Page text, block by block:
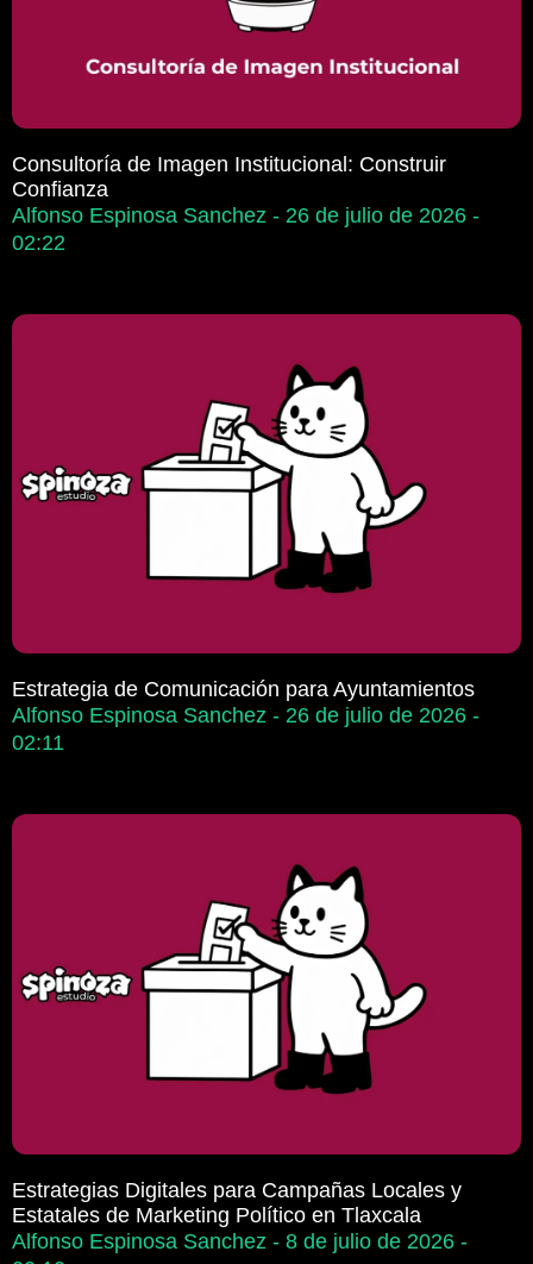
Consultoría de Imagen Institucional: Construir
Confianza
Alfonso Espinosa Sanchez
26 de julio de 2026
02:22
Estrategia de Comunicación para Ayuntamientos
Alfonso Espinosa Sanchez
26 de julio de 2026
02:11
Estrategias Digitales para Campañas Locales y
Estatales de Marketing Político en Tlaxcala
Alfonso Espinosa Sanchez
8 de julio de 2026